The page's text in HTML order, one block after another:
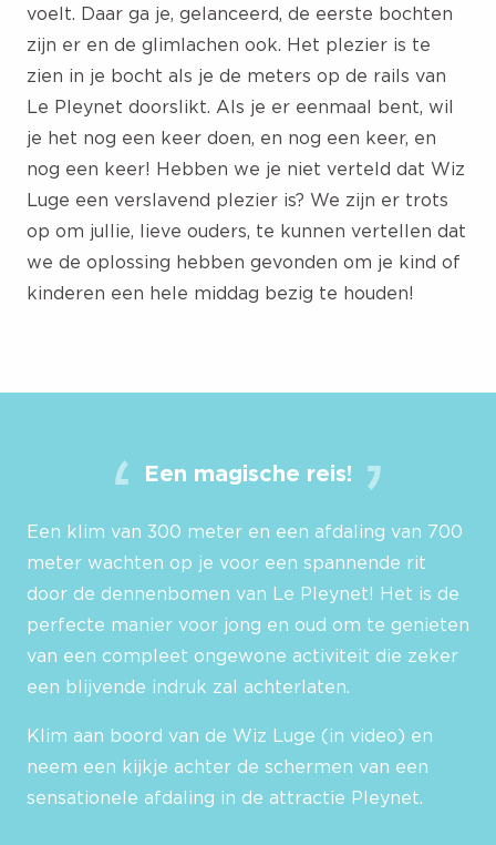
voelt. Daar ga je, gelanceerd, de eerste bochten
zijn er en de glimlachen ook. Het plezier is te
zien in je bocht als je de meters op de rails van
Le Pleynet doorslikt. Als je er eenmaal bent, wil
je het nog een keer doen, en nog een keer, en
nog een keer! Hebben we je niet verteld dat Wiz
Luge een verslavend plezier is? We zijn er trots
op om jullie, lieve ouders, te kunnen vertellen dat
we de oplossing hebben gevonden om je kind of
kinderen een hele middag bezig te houden!
Een magische reis!
Een klim van 300 meter en een afdaling van 700
meter wachten op je voor een spannende rit
door de dennenbomen van Le Pleynet! Het is de
perfecte manier voor jong en oud om te genieten
van een compleet ongewone activiteit die zeker
een blijvende indruk zal achterlaten.
Klim aan boord van de Wiz Luge (in video) en
neem een kijkje achter de schermen van een
sensationele afdaling in de attractie Pleynet.